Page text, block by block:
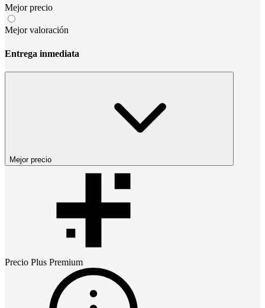
Mejor precio
Mejor valoración
Entrega inmediata
Mejor precio
Precio Plus Premium